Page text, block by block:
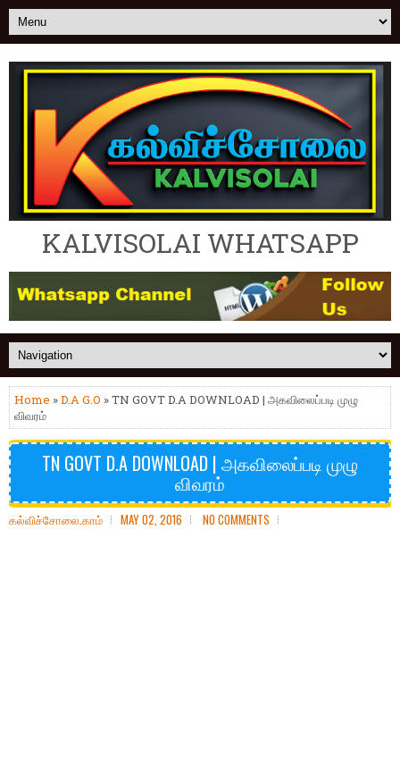
KALVISOLAI WHATSAPP
Home »D.A G.O » TN GOVT D.A DOWNLOAD | அகவிலைப்படி முழு
விவரம்
TN GOVT D.A DOWNLOAD | அகவிலைப்படி முழு
விவரம்
கல்விச்சோலை.காம் MAY 02, 2016 NO COMMENTS